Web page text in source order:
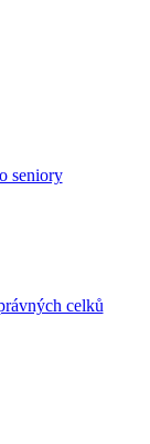
seniory
celků